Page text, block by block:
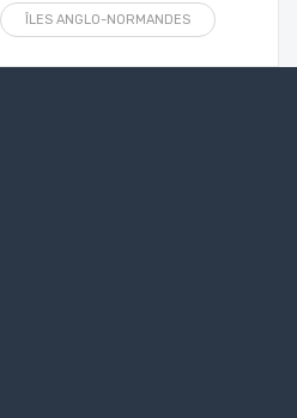
ÎLES ANGLO-NORMANDES